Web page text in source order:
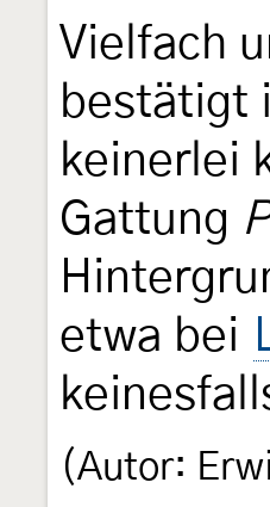
Vielfach
bestätigt
keinerlei
Gattung
etwa bei
(Autor: